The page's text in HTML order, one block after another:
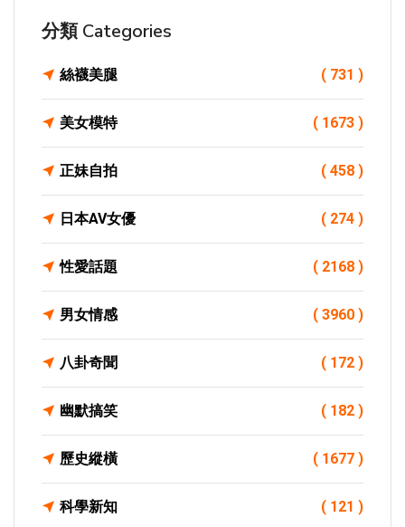
分類 Categories
絲襪美腿 ( 731 )
美女模特 ( 1673 )
正妹自拍 ( 458 )
日本AV女優 ( 274 )
性愛話題 ( 2168 )
男女情感 ( 3960 )
八卦奇聞 ( 172 )
幽默搞笑 ( 182 )
歷史縱橫 ( 1677 )
科學新知 ( 121 )